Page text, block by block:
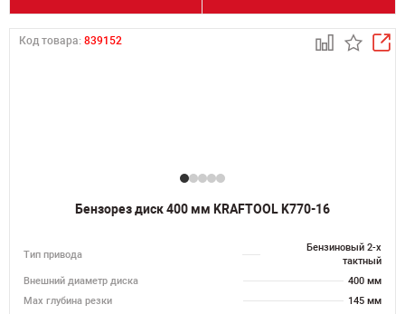
Код товара: 839152
Бензорез диск 400 мм KRAFTOOL K770-16
Тип привода
Бензиновый 2-х
тактный
Внешний диаметр диска
400 мм
Max глубина резки
145 мм